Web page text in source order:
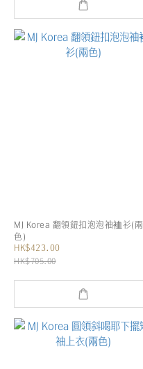
MJ Korea 翻領鈕扣泡泡袖裇衫(兩
色)
HK$423.00
HK$705.00